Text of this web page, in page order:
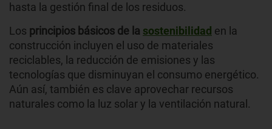
hasta la gestión final de los residuos.
Los principios básicos de la sostenibilidad en la
construcción incluyen el uso de materiales
reciclables, la reducción de emisiones y las
tecnologías que disminuyan el consumo energético.
Aún así, también es clave aprovechar recursos
naturales como la luz solar y la ventilación natural.